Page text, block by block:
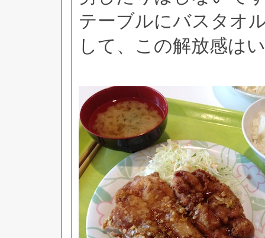
テーブルにバスタオ
して、この解放感は